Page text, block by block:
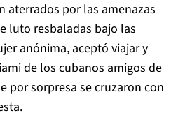
aterrados por las amenazas
luto resbaladas bajo las
anónima, aceptó viajar y
de los cubanos amigos de
por sorpresa se cruzaron con